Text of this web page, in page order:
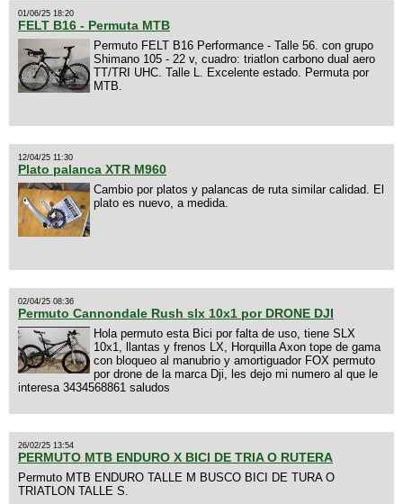
01/06/25 18:20
FELT B16 - Permuta MTB
Permuto FELT B16 Performance - Talle 56. con grupo
Shimano 105 - 22 v, cuadro: triatlon carbono dual aero
TT/TRI UHC. Talle L. Excelente estado. Permuta por
MTB.
12/04/25 11:30
Plato palanca XTR M960
Cambio por platos y palancas de ruta similar calidad. El
plato es nuevo, a medida.
02/04/25 08:36
Permuto Cannondale Rush slx 10x1 por DRONE DJI
Hola permuto esta Bici por falta de uso, tiene SLX
10x1, llantas y frenos LX, Horquilla Axon tope de gama
con bloqueo al manubrio y amortiguador FOX permuto
por drone de la marca Dji, les dejo mi numero al que le
interesa 3434568861 saludos
26/02/25 13:54
PERMUTO MTB ENDURO X BICI DE TRIA O RUTERA
Permuto MTB ENDURO TALLE M BUSCO BICI DE TURA O
TRIATLON TALLE S.